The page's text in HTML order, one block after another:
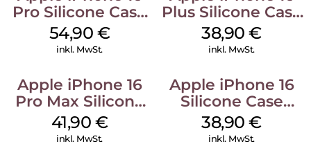
Pro Silicone Case
MagSafe Black
54,90 €
inkl. MwSt.
Plus Silicone Case
MagSafe Denim
38,90€
inkl. MwSt.
Apple iPhone 16
Pro Max Silicone
Case MagSafe
Ultramarine
41,90 €
inkl. MwSt.
Apple iPhone 16
Silicone Case
MagSafe
Ultramarine
38,90€
inkl. MwSt.